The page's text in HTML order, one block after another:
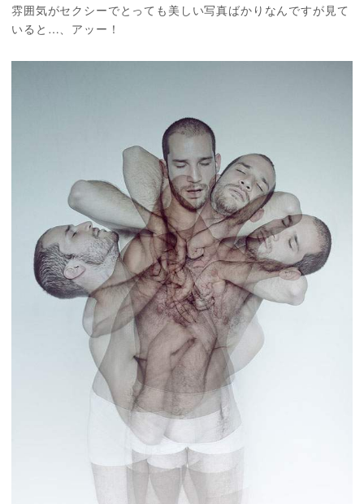
雰囲気がセクシーでとっても美しい写真ばかりなんですが見て
いると…、アッー！